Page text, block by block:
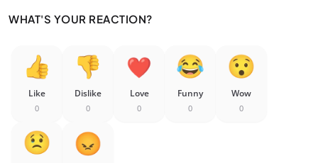
WHAT'S YOUR REACTION?
Like
0
Dislike
0
Love
0
Funny
0
Wow
0